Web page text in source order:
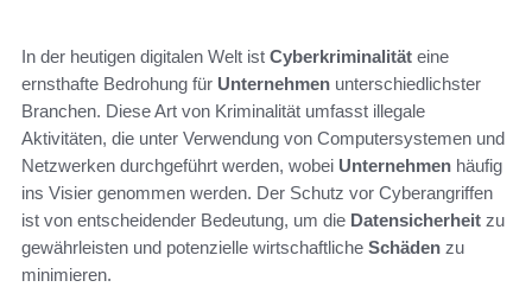
In der heutigen digitalen Welt ist Cyberkriminalität eine
ernsthafte Bedrohung für Unternehmen unterschiedlichster
Branchen. Diese Art von Kriminalität umfasst illegale
Aktivitäten, die unter Verwendung von Computersystemen und
Netzwerken durchgeführt werden, wobei Unternehmen häufig
ins Visier genommen werden. Der Schutz vor Cyberangriffen
ist von entscheidender Bedeutung, um die Datensicherheit zu
gewährleisten und potenzielle wirtschaftliche Schäden zu
minimieren.